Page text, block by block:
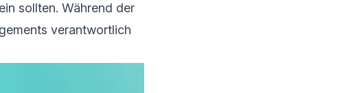
sollten. Während der
verantwortlich